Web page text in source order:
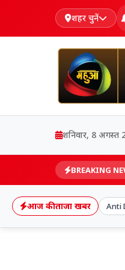
शहर चुनें
शनिवार, 8 अगस्त
BREAKING
आज की ताजा खबर Anti